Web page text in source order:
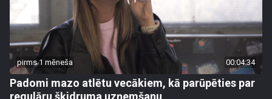
pirms 1 mēneša 00:04:34
Padomi mazo atlētu vecākiem, kā parūpēties par
regulāru šķidruma uzņemšanu